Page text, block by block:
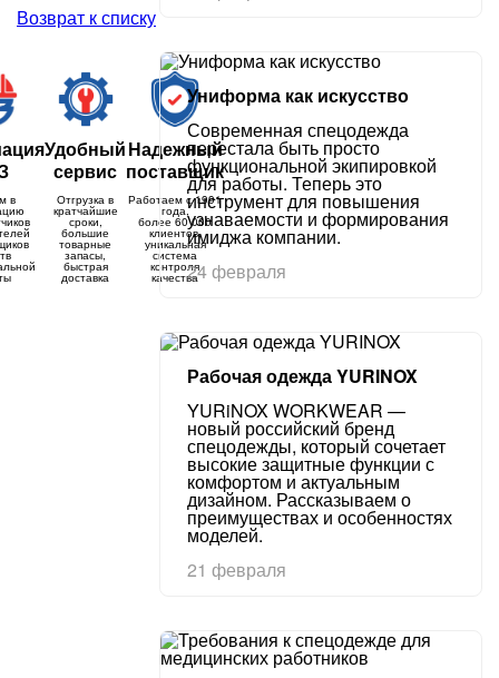
Униформа как искусство
Современная спецодежда
перестала быть просто
функциональной экипировкой
для работы. Теперь это
инструмент для повышения
узнаваемости и формирования
имиджа компании.
24 февраля
Рабочая одежда YURINOX
YURiNOX WORKWEAR —
новый российский бренд
спецодежды, который сочетает
высокие защитные функции с
комфортом и актуальным
дизайном. Рассказываем о
преимуществах и особенностях
моделей.
21 февраля
Возврат к списку
в
Удобный
сервис
Отгрузка в
кратчайшие
сроки,
большие
товарные
запасы,
быстрая
доставка
Надежный
поставщик
Работаем с 1991
года,
более 60 000
клиентов,
уникальная
система
контроля
качества